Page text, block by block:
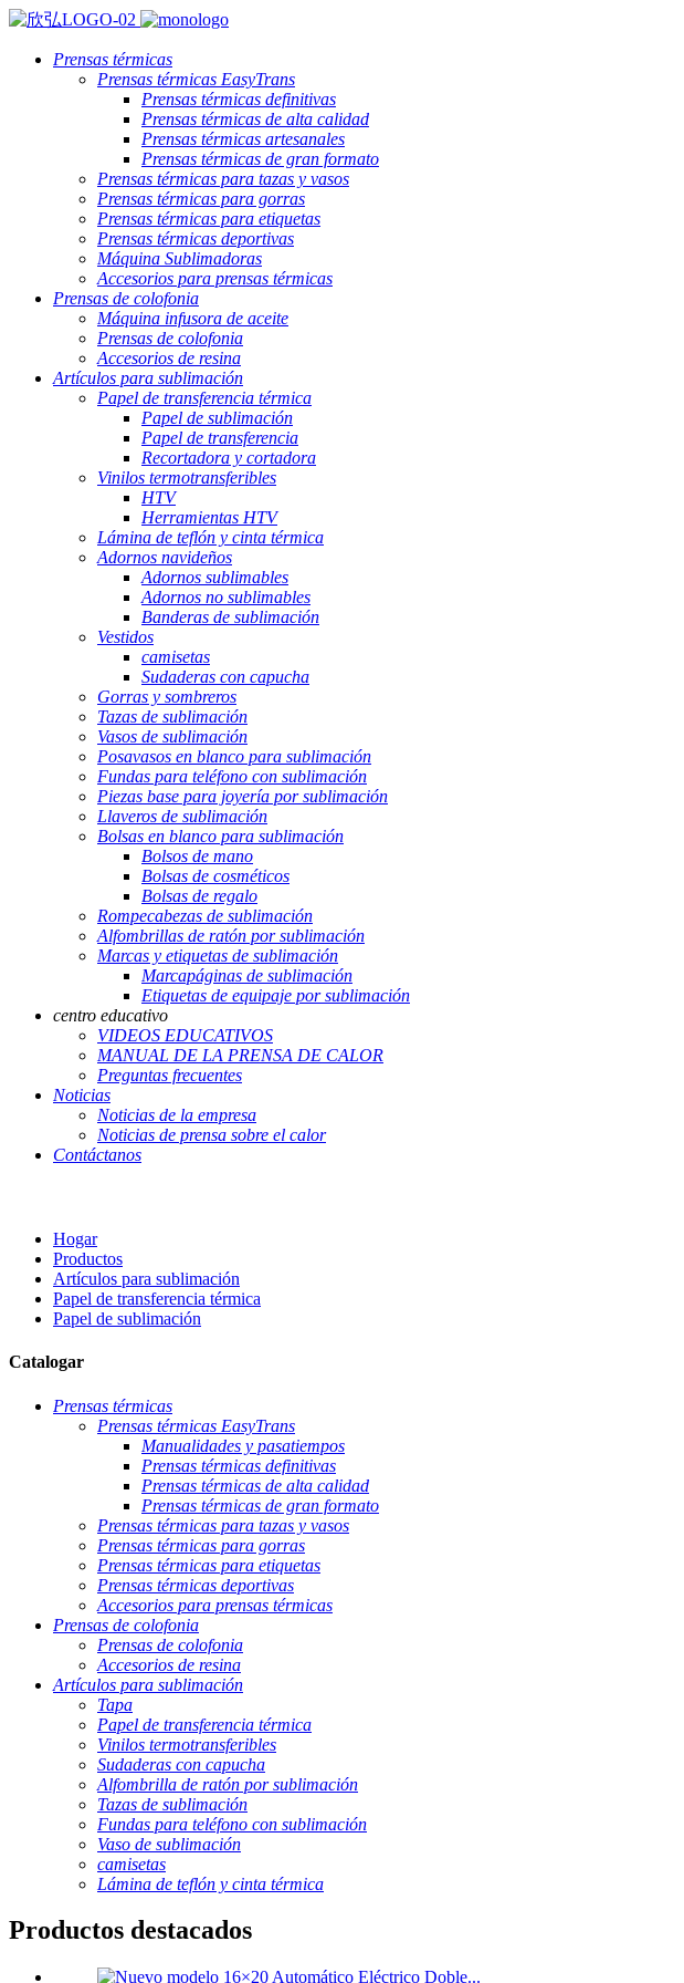
Prensas térmicas
Prensas térmicas EasyTrans
Prensas térmicas definitivas
Prensas térmicas de alta calidad
Prensas térmicas artesanales
Prensas térmicas de gran formato
Prensas térmicas para tazas y vasos
Prensas térmicas para gorras
Prensas térmicas para etiquetas
Prensas térmicas deportivas
Máquina Sublimadoras
Accesorios para prensas térmicas
Prensas de colofonia
Máquina infusora de aceite
Prensas de colofonia
Accesorios de resina
Artículos para sublimación
Papel de transferencia térmica
Papel de sublimación
Papel de transferencia
Recortadora y cortadora
Vinilos termotransferibles
HTV
Herramientas HTV
Lámina de teflón y cinta térmica
Adornos navideños
Adornos sublimables
Adornos no sublimables
Banderas de sublimación
Vestidos
camisetas
Sudaderas con capucha
Gorras y sombreros
Tazas de sublimación
Vasos de sublimación
Posavasos en blanco para sublimación
Fundas para teléfono con sublimación
Piezas base para joyería por sublimación
Llaveros de sublimación
Bolsas en blanco para sublimación
Bolsos de mano
Bolsas de cosméticos
Bolsas de regalo
Rompecabezas de sublimación
Alfombrillas de ratón por sublimación
Marcas y etiquetas de sublimación
Marcapáginas de sublimación
Etiquetas de equipaje por sublimación
centro educativo
VIDEOS EDUCATIVOS
MANUAL DE LA PRENSA DE CALOR
Preguntas frecuentes
Noticias
Noticias de la empresa
Noticias de prensa sobre el calor
Contáctanos
Hogar
Productos
Artículos para sublimación
Papel de transferencia térmica
Papel de sublimación
Catalogar
Prensas térmicas
Prensas térmicas EasyTrans
Manualidades y pasatiempos
Prensas térmicas definitivas
Prensas térmicas de alta calidad
Prensas térmicas de gran formato
Prensas térmicas para tazas y vasos
Prensas térmicas para gorras
Prensas térmicas para etiquetas
Prensas térmicas deportivas
Accesorios para prensas térmicas
Prensas de colofonia
Prensas de colofonia
Accesorios de resina
Artículos para sublimación
Tapa
Papel de transferencia térmica
Vinilos termotransferibles
Sudaderas con capucha
Alfombrilla de ratón por sublimación
Tazas de sublimación
Fundas para teléfono con sublimación
Vaso de sublimación
camisetas
Lámina de teflón y cinta térmica
Productos destacados